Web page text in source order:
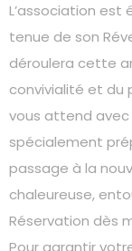
L’association est
tenue de son
déroulera cette
convivialité et du
vous attend
spécialement
passage à la
chaleureuse,
Réservation dès
Pour garantir